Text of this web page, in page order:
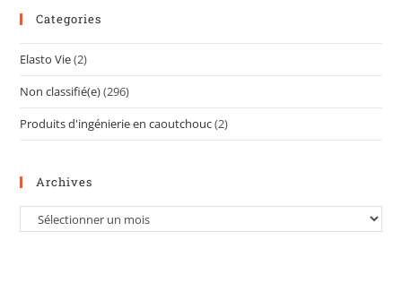
Categories
Elasto Vie(2)
Non classifié(e)(296)
Produits d'ingénierie en caoutchouc(2)
Archives